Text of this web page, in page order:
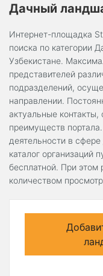
Дачный
Интернет-площадка
поиска по категории
Узбекистане.
представителей
подразделений,
направлении.
актуальные
преимуществ
деятельности в
каталог организаций
бесплатной. При этом
количеством